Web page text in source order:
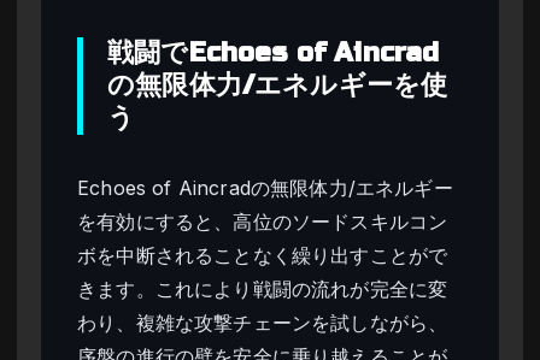
戦闘でEchoes of Aincrad
の無限体力/エネルギーを使
う
Echoes of Aincradの無限体力/エネルギー
を有効にすると、高位のソードスキルコン
ボを中断されることなく繰り出すことがで
きます。これにより戦闘の流れが完全に変
わり、複雑な攻撃チェーンを試しながら、